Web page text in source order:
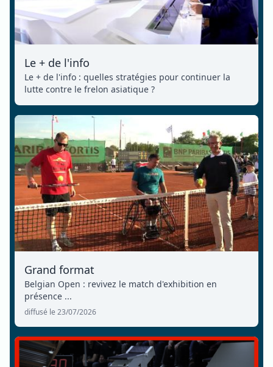
Le + de l'info
Le + de l'info : quelles stratégies pour continuer la
lutte contre le frelon asiatique ?
Grand format
Belgian Open : revivez le match d'exhibition en
présence ...
diffusé le 23/07/2026